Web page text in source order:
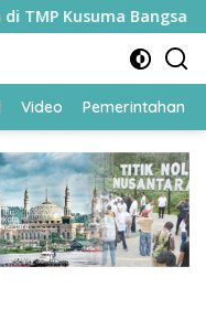
Kusuma Bangsa
Video Pemerintahan